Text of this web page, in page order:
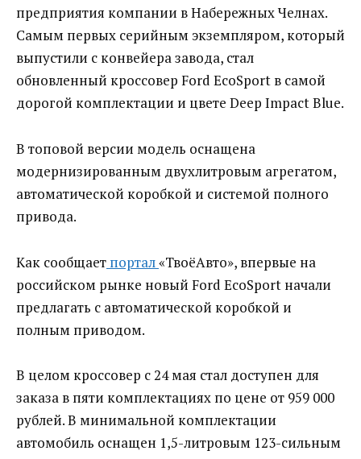
предприятия компании в Набережных Челнах.
Самым первых серийным экземпляром, который
выпустили с конвейера завода, стал
обновленный кроссовер Ford EcoSport в самой
дорогой комплектации и цвете Deep Impact Blue.
В топовой версии модель оснащена
модернизированным двухлитровым агрегатом,
автоматической коробкой и системой полного
привода.
Как сообщает портал«ТвоёАвто», впервые на
российском рынке новый Ford EcoSport начали
предлагать с автоматической коробкой и
полным приводом.
В целом кроссовер с 24 мая стал доступен для
заказа в пяти комплектациях по цене от 959 000
рублей. В минимальной комплектации
автомобиль оснащен 1,5-литровым 123-сильным